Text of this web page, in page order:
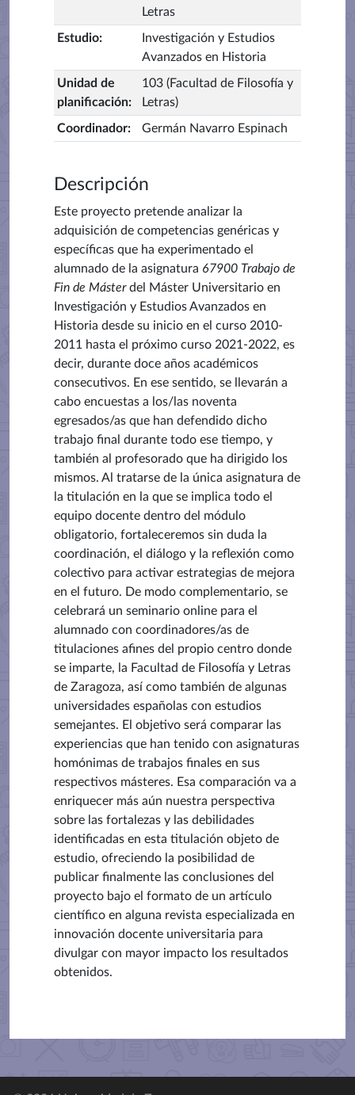
Letras
Estudio:
Investigación y Estudios
Avanzados en Historia
Unidad de
planificación:
103 (Facultad de Filosofía y
Letras)
Coordinador: Germán Navarro Espinach
Descripción
Este proyecto pretende analizar la
adquisición de competencias genéricas y
específicas que ha experimentado el
alumnado de la asignatura 67900 Trabajo de
Fin de Másterdel Máster Universitario en
Investigación y Estudios Avanzados en
Historia desde su inicio en el curso 2010-
2011 hasta el próximo curso 2021-2022, es
decir, durante doce años académicos
consecutivos. En ese sentido, se llevarán a
cabo encuestas a los/las noventa
egresados/as que han defendido dicho
trabajo final durante todo ese tiempo, y
también al profesorado que ha dirigido los
mismos. Al tratarse de la única asignatura de
la titulación en la que se implica todo el
equipo docente dentro del módulo
obligatorio, fortaleceremos sin duda la
coordinación, el diálogo y la reflexión como
colectivo para activar estrategias de mejora
en el futuro. De modo complementario, se
celebrará un seminario online para el
alumnado con coordinadores/as de
titulaciones afines del propio centro donde
se imparte, la Facultad de Filosofía y Letras
de Zaragoza, así como también de algunas
universidades españolas con estudios
semejantes. El objetivo será comparar las
experiencias que han tenido con asignaturas
homónimas de trabajos finales en sus
respectivos másteres. Esa comparación va a
enriquecer más aún nuestra perspectiva
sobre las fortalezas y las debilidades
identificadas en esta titulación objeto de
estudio, ofreciendo la posibilidad de
publicar finalmente las conclusiones del
proyecto bajo el formato de un artículo
científico en alguna revista especializada en
innovación docente universitaria para
divulgar con mayor impacto los resultados
obtenidos.